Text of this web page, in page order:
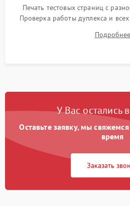
Печать тестовых страниц с
Проверка работы дуплекса и
качества запекания тонера и
изображения перед выдачей
Подробнее
У Вас остались
Оставьте заявку, мы
время
Заказать